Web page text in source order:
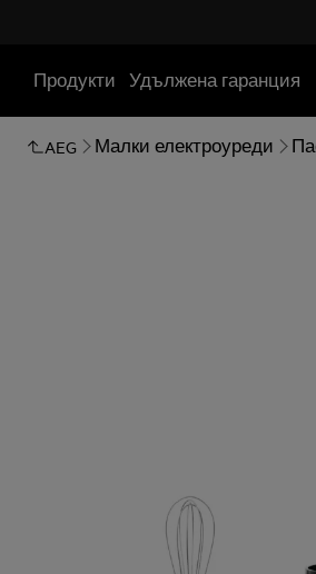
Продукти Удължена гаранция
AEG Малки електроуреди